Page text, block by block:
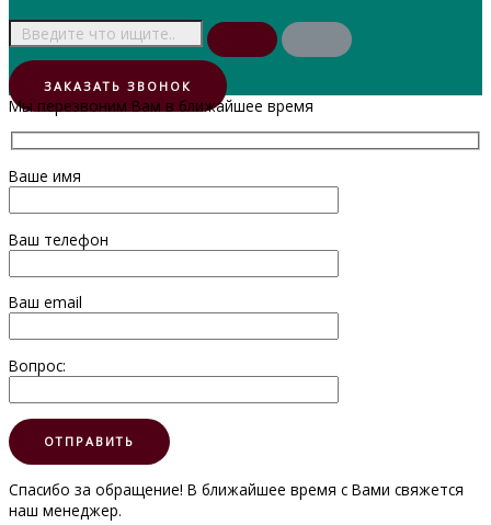
ЗАКАЗАТЬ ЗВОНОК
Мы перезвоним Вам в ближайшее время
Ваше имя
Ваш телефон
Ваш email
Вопрос:
Спасибо за обращение! В ближайшее время с Вами свяжется
наш менеджер.